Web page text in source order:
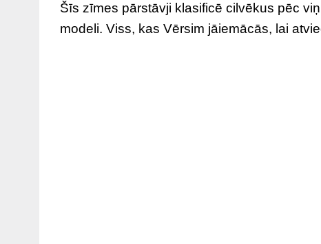
Šīs zīmes pārstāvji klasificē cilvēkus pēc
modeli. Viss, kas Vērsim jāiemācās, lai